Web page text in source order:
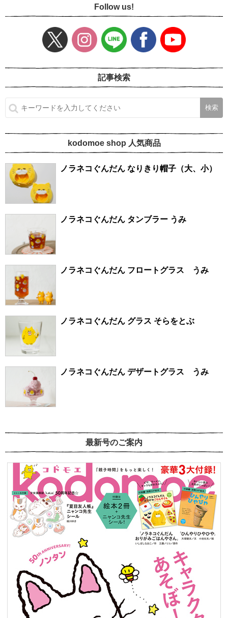
Follow us!
記事検索
kodomoe shop 人気商品
ノラネコぐんだん なりきり帽子（大、小）
ノラネコぐんだん タンブラー うみ
ノラネコぐんだん フロートグラス うみ
ノラネコぐんだん グラス そらをとぶ
ノラネコぐんだん デザートグラス うみ
最新号のご案内